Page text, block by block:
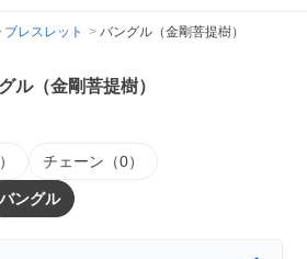
ブレスレット バングル（金剛菩提樹）
ル（金剛菩提樹）
チェーン（0）
バングル